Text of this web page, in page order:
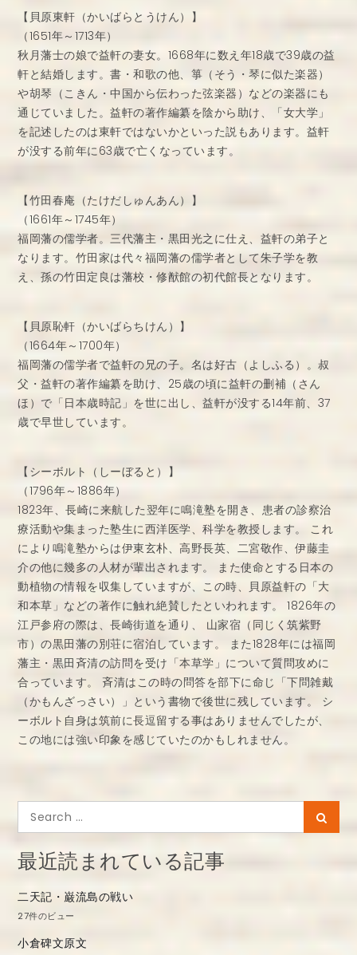
【貝原東軒（かいばらとうけん）】
（1651年～1713年）
秋月藩士の娘で益軒の妻女。1668年に数え年18歳で39歳の益
軒と結婚します。書・和歌の他、箏（そう・琴に似た楽器）
や胡琴（こきん・中国から伝わった弦楽器）などの楽器にも
通じていました。益軒の著作編纂を陰から助け、「女大学」
を記述したのは東軒ではないかといった説もあります。益軒
が没する前年に63歳で亡くなっています。
【竹田春庵（たけだしゅんあん）】
（1661年～1745年）
福岡藩の儒学者。三代藩主・黒田光之に仕え、益軒の弟子と
なります。竹田家は代々福岡藩の儒学者として朱子学を教
え、孫の竹田定良は藩校・修猷館の初代館長となります。
【貝原恥軒（かいばらちけん）】
（1664年～1700年）
福岡藩の儒学者で益軒の兄の子。名は好古（よしふる）。叔
父・益軒の著作編纂を助け、25歳の頃に益軒の删補（さん
ほ）で「日本歳時記」を世に出し、益軒が没する14年前、37
歳で早世しています。
【シーボルト（しーぼると）】
（1796年～1886年）
1823年、長崎に来航した翌年に鳴滝塾を開き、患者の診察治
療活動や集まった塾生に西洋医学、科学を教授します。 これ
により鳴滝塾からは伊東玄朴、高野長英、二宮敬作、伊藤圭
介の他に幾多の人材が輩出されます。 また使命とする日本の
動植物の情報を収集していますが、この時、貝原益軒の「大
和本草」などの著作に触れ絶賛したといわれます。 1826年の
江戸参府の際は、長崎街道を通り、 山家宿（同じく筑紫野
市）の黒田藩の別荘に宿泊しています。 また1828年には福岡
藩主・黒田斉清の訪問を受け「本草学」について質問攻めに
合っています。 斉清はこの時の問答を部下に命じ「下問雑戴
（かもんざっさい）」という書物で後世に残しています。 シ
ーボルト自身は筑前に長逗留する事はありませんでしたが、
この地には強い印象を感じていたのかもしれません。
Search
for:
最近読まれている記事
二天記・巌流島の戦い
27件のビュー
小倉碑文原文